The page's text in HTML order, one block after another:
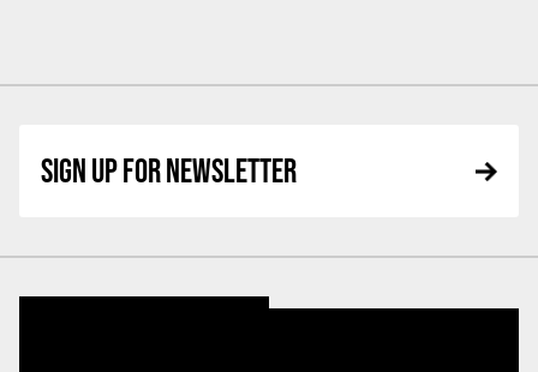
SIGN UP FOR NEWSLETTER